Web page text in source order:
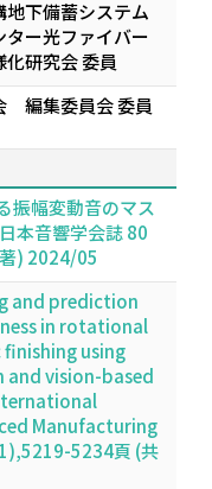
地下備蓄システム
ー光ファイバー
研究会 委員
編集委員会 委員
振幅変動音のマス
本音響学会誌 80
) 2024/05
and prediction
in rotational
using
and vision-based
Manufacturing
5234頁 (共